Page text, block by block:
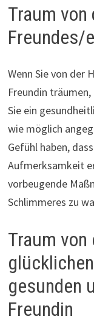
Traum
Freundes/
Wenn Sie von der
Freundin
Sie ein
wie möglich
Gefühl haben,
Aufmerksamkeit
vorbeugende
Schlimmeres zu
Traum von
gesunden
Freundin